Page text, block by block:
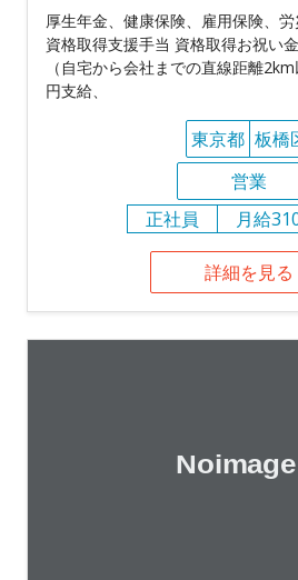
厚生年金、健康保険、雇用保険、労
資格取得支援手当 資格取得お祝い
（自宅から会社までの直線距離
円支給、
東京都 板橋
営業
正社員
月給
詳細を見る